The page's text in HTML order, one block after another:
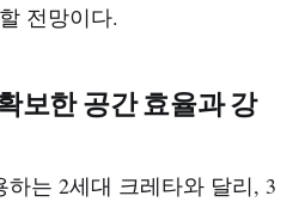
전망이다.​
보한 공간 효율과 강
는 2세대 크레타와 달리, 3